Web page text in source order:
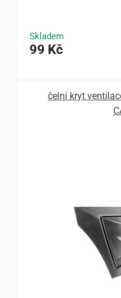
Skladem
99 Kč
čelní kryt